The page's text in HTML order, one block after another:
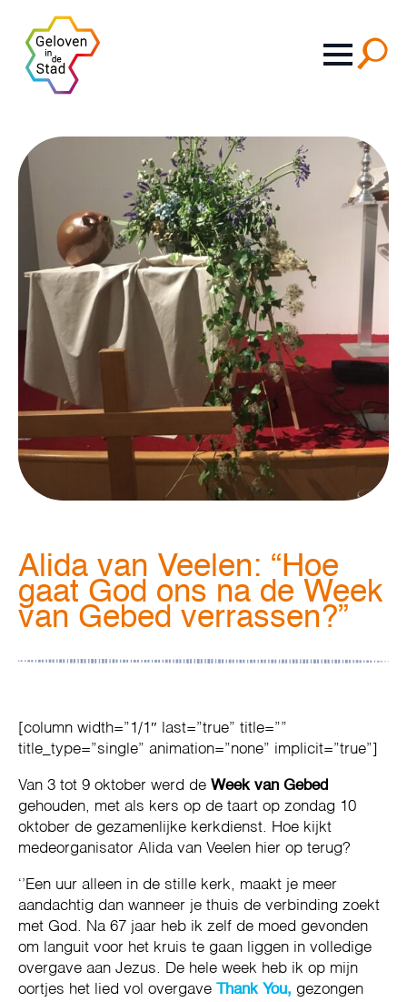
Alida van Veelen: “Hoe
gaat God ons na de Week
van Gebed verrassen?”
[column width=”1/1″ last=”true” title=””
title_type=”single” animation=”none” implicit=”true”]
Van 3 tot 9 oktober werd de Week van Gebed
gehouden, met als kers op de taart op zondag 10
oktober de gezamenlijke kerkdienst. Hoe kijkt
medeorganisator Alida van Veelen hier op terug?
‘’Een uur alleen in de stille kerk, maakt je meer
aandachtig dan wanneer je thuis de verbinding zoekt
met God. Na 67 jaar heb ik zelf de moed gevonden
om languit voor het kruis te gaan liggen in volledige
overgave aan Jezus. De hele week heb ik op mijn
oortjes het lied vol overgave
Thank You, gezongen